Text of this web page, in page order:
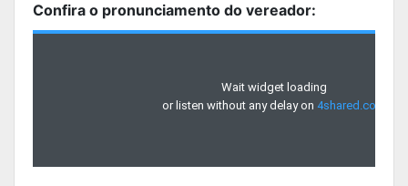
Confira o pronunciamento do vereador: